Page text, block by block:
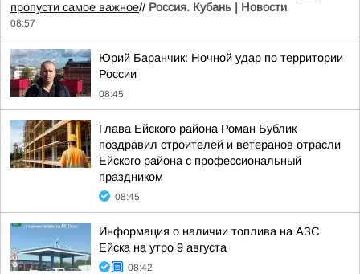
пропусти самое важное// Россия. Кубань | Новости
08:57
Юрий Баранчик: Ночной удар по территории
России
08:45
Глава Ейского района Роман Бублик
поздравил строителей и ветеранов отрасли
Ейского района с профессиональный
праздником
08:45
Информация о наличии топлива на АЗС
Ейска на утро 9 августа
08:42